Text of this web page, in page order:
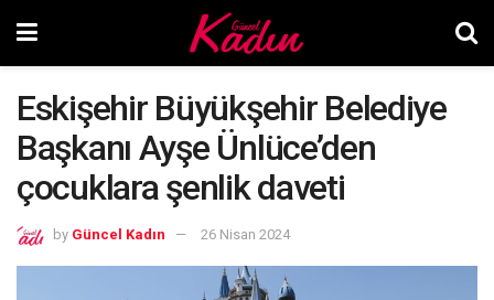
Eskişehir Büyükşehir Belediye
Başkanı Ayşe Ünlüce’den
çocuklara şenlik daveti
by Güncel Kadın 26 Nisan 2024